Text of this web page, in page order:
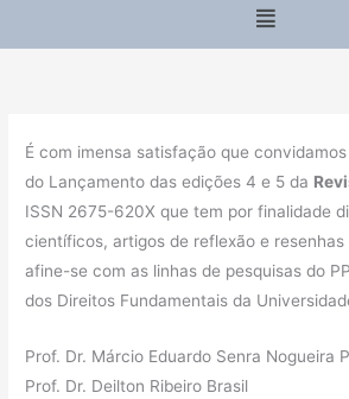
Menu
É com imensa satisfação que
do Lançamento das edições 4 e 5 da
ISSN 2675-620X que tem por finalidade
científicos, artigos de reflexão e
afine-se com as linhas de pesquisas do
dos Direitos Fundamentais da
Prof. Dr. Márcio Eduardo Senra Nogueira
Prof. Dr. Deilton Ribeiro Brasil